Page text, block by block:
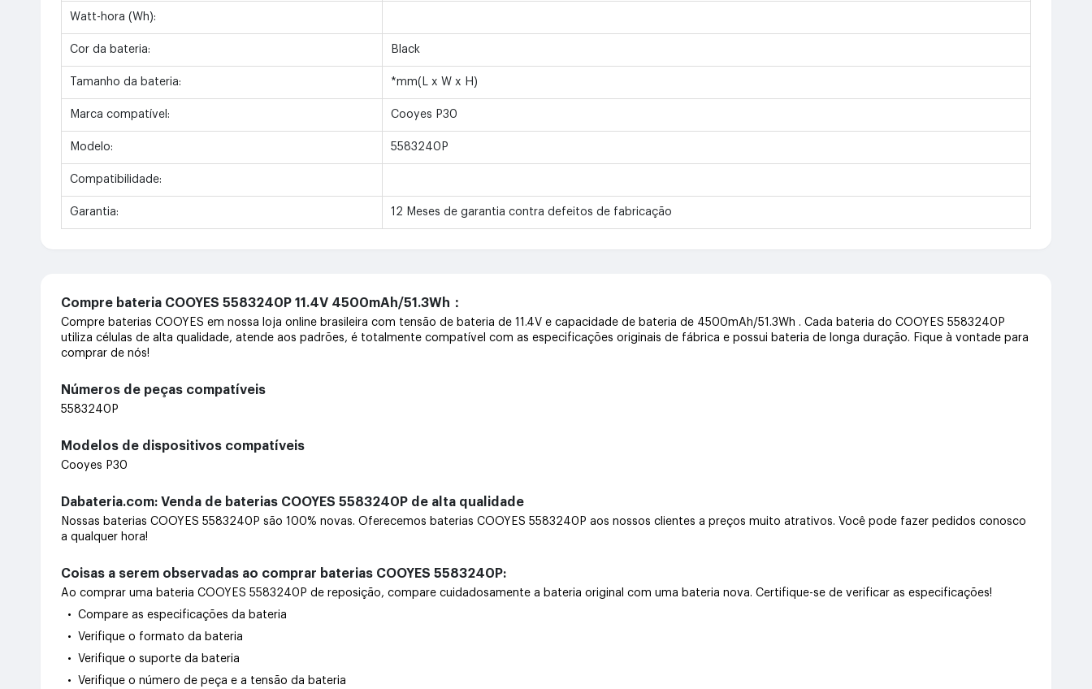
Watt-hora (Wh):
Cor da bateria: Black
Tamanho da bateria: *mm(L x W x H)
Marca compatível: Cooyes P30
Modelo: 5583240P
Compatibilidade:
Garantia: 12 Meses de garantia contra defeitos de fabricação
Compre bateria COOYES 5583240P 11.4V 4500mAh/51.3Wh：
Compre baterias COOYES em nossa loja online brasileira com tensão de bateria de 11.4V e capacidade de bateria de 4500mAh/51.3Wh . Cada bateria do COOYES 5583240P
utiliza células de alta qualidade, atende aos padrões, é totalmente compatível com as especificações originais de fábrica e possui bateria de longa duração. Fique à vontade para
comprar de nós!
Números de peças compatíveis
5583240P
Modelos de dispositivos compatíveis
Cooyes P30
Dabateria.com: Venda de baterias COOYES 5583240P de alta qualidade
Nossas baterias COOYES 5583240P são 100% novas. Oferecemos baterias COOYES 5583240P aos nossos clientes a preços muito atrativos. Você pode fazer pedidos conosco
a qualquer hora!
Coisas a serem observadas ao comprar baterias COOYES 5583240P:
Ao comprar uma bateria COOYES 5583240P de reposição, compare cuidadosamente a bateria original com uma bateria nova. Certifique-se de verificar as especificações!
• Compare as especificações da bateria
• Verifique o formato da bateria
• Verifique o suporte da bateria
• Verifique o número de peça e a tensão da bateria